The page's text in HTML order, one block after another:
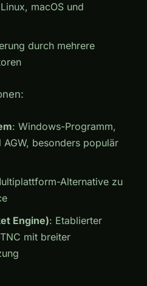
macOS und
durch mehrere
: Windows-Programm,
AGW, besonders populär
Alternative zu
Engine): Etablierter
mit breiter